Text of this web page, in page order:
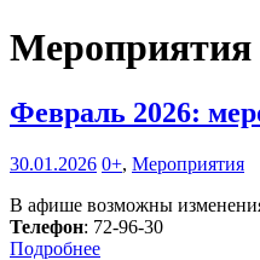
Мероприятия
Февраль 2026:
30.01.2026 0+, Мероприятия
В афише возможны
Телефон: 72-96-30
Подробнее